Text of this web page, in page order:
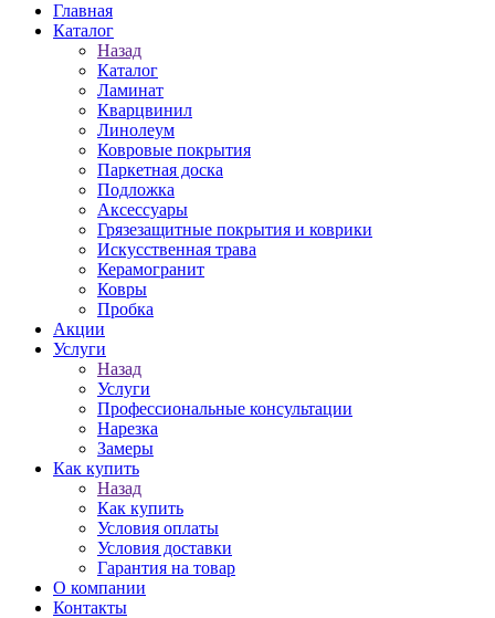
Главная
Каталог
Назад
Каталог
Ламинат
Кварцвинил
Линолеум
Ковровые покрытия
Паркетная доска
Подложка
Аксессуары
Грязезащитные покрытия и коврики
Искусственная трава
Керамогранит
Ковры
Пробка
Акции
Услуги
Назад
Услуги
Профессиональные консультации
Нарезка
Замеры
Как купить
Назад
Как купить
Условия оплаты
Условия доставки
Гарантия на товар
О компании
Контакты